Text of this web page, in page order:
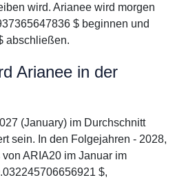
wird. Arianee wird morgen
$ beginnen und
abschließen.
Arianee in der
(January) im Durchschnitt
sein. In den Folgejahren - 2028,
ARIA20 im Januar im
$,